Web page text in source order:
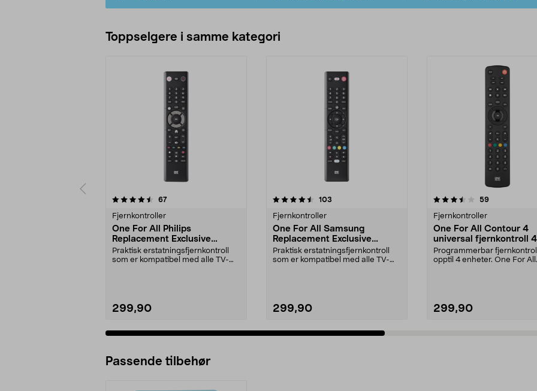
Toppselgere i samme kategori
67anmeldelser
Fjernkontroller
One For All Philips
Replacement Exclusive
fjernkontroll
Praktisk erstatningsfjernkontroll
som er kompatibel med alle TV-
299,90
4.5 av 5 stjerner 103
Fjernkontroller
One For All Samsung
Replacement Exclusive
fjernkontroll
Praktisk erstatningsfjernkontroll
som er kompatibel med alle TV-
299,90
3.5 av 5 stjerner 59anmeldelser
Fjernkontroller
One For All Contour 4
universal fjernkontroll
Programmerbar
opptil 4 enheter. One For All
299,90
3.5 av 5 stjerner
Passende tilbehør